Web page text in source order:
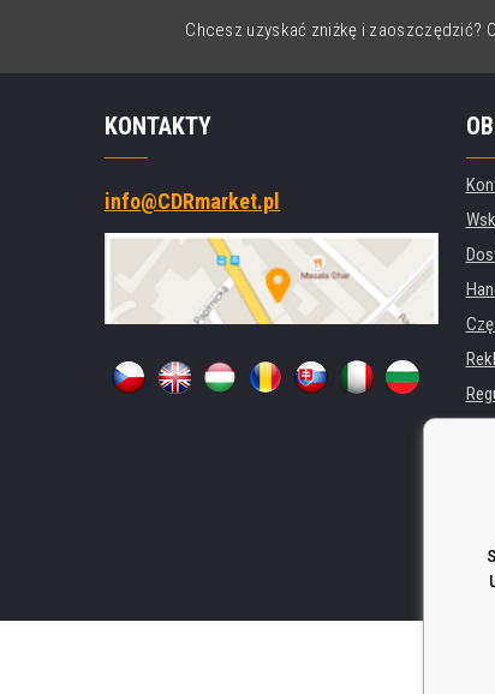
Chcesz uzyskać zniżkę i zaoszczędzić?
KONTAKTY
info@CDRmarket.pl